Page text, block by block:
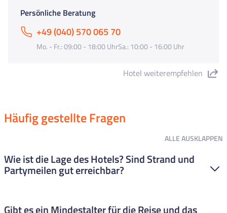
Persönliche Beratung
+49 (040) 570 065 70
Mo. - Fr.: 09:00 - 18:00 UhrSa.: 10:00 - 16:00 Uhr
Hotel weiterempfehlen
Häufig gestellte Fragen
ALLEAUSKLAPPEN
Wie ist die Lage des Hotels? Sind Strand und
Partymeilen gut erreichbar?
Gibt es ein Mindestalter für die Reise und das